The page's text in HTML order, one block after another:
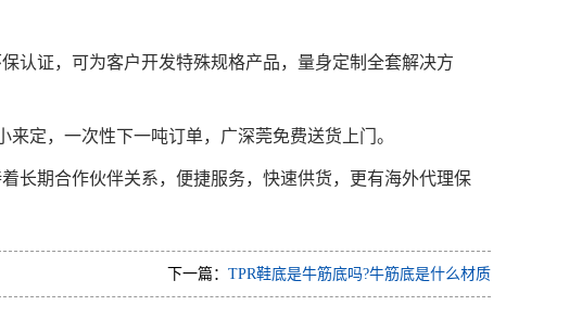
认证，可为客户开发特殊规格产品，量身定制全套解决方
定，一次性下一吨订单，广深莞免费送货上门。
长期合作伙伴关系，便捷服务，快速供货，更有海外代理保
下一篇： TPR鞋底是牛筋底吗?牛筋底是什么材质